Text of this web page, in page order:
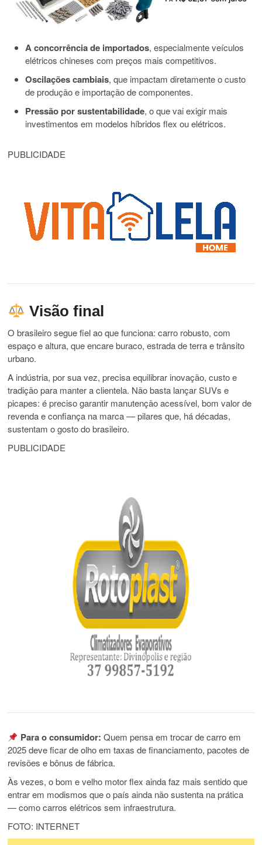
A concorrência de importados, especialmente veículos
elétricos chineses com preços mais competitivos.
Oscilações cambiais, que impactam diretamente o custo
de produção e importação de componentes.
Pressão por sustentabilidade, o que vai exigir mais
investimentos em modelos híbridos flex ou elétricos.
PUBLICIDADE
Visão final
O brasileiro segue fiel ao que funciona: carro robusto, com
espaço e altura, que encare buraco, estrada de terra e trânsito
urbano.
A indústria, por sua vez, precisa equilibrar inovação, custo e
tradição para manter a clientela. Não basta lançar SUVs e
picapes: é preciso garantir manutenção acessível, bom valor de
revenda e confiança na marca — pilares que, há décadas,
sustentam o gosto do brasileiro.
PUBLICIDADE
Para o consumidor: Quem pensa em trocar de carro em
2025 deve ficar de olho em taxas de financiamento, pacotes de
revisões e bônus de fábrica.
Às vezes, o bom e velho motor flex ainda faz mais sentido que
entrar em modismos que o país ainda não sustenta na prática
— como carros elétricos sem infraestrutura.
FOTO: INTERNET